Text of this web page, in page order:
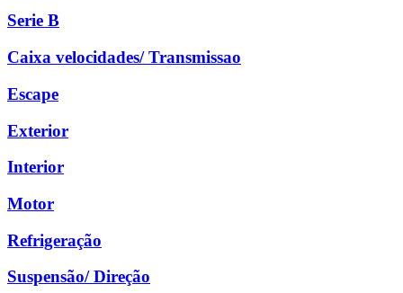
Serie B
Caixa velocidades/ Transmissao
Escape
Exterior
Interior
Motor
Refrigeração
Suspensão/ Direção